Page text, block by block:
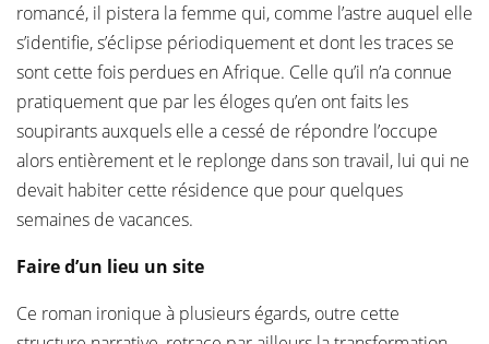
romancé, il pistera la femme qui, comme l’astre auquel elle
s’identifie, s’éclipse périodiquement et dont les traces se
sont cette fois perdues en Afrique. Celle qu’il n’a connue
pratiquement que par les éloges qu’en ont faits les
soupirants auxquels elle a cessé de répondre l’occupe
alors entièrement et le replonge dans son travail, lui qui ne
devait habiter cette résidence que pour quelques
semaines de vacances.
Faire d’un lieu un site
Ce roman ironique à plusieurs égards, outre cette